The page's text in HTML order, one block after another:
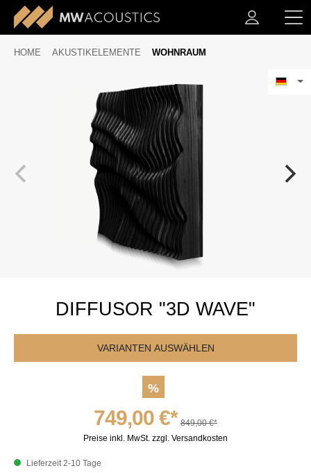
HOME AKUSTIKELEMENTE WOHNRAUM
DIFFUSOR "3D WAVE"
VARIANTEN AUSWÄHLEN
%
749,00 €* 849,00 €*
Preise inkl. MwSt. zzgl. Versandkosten
Lieferzeit 2-10 Tage